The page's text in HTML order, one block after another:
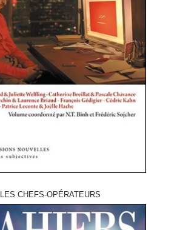
LES CHEFS-OPÉRATEURS